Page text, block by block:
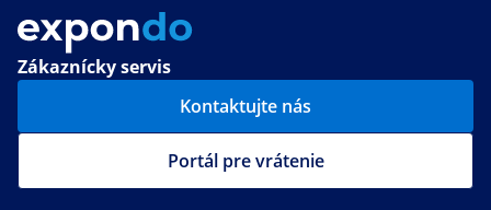
Zákaznícky servis
Kontaktujte nás
Portál pre vrátenie